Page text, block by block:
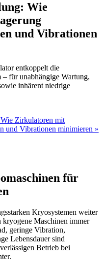
Wie
und Vibrationen
entkoppelt die
für unabhängige Wartung,
inhärent niedrige
Zirkulatoren mit
und Vibrationen minimieren »
für
Kryosystemen weiter
Maschinen immer
geringe Vibration,
Lebensdauer sind
Betrieb bei